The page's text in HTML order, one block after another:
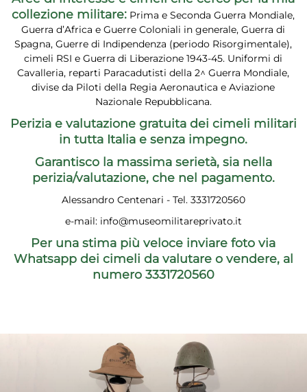
collezione militare: Prima e Seconda Guerra Mondiale,
Guerra d’Africa e Guerre Coloniali in generale, Guerra di
Spagna, Guerre di Indipendenza (periodo Risorgimentale),
cimeli RSI e Guerra di Liberazione 1943-45. Uniformi di
Cavalleria, reparti Paracadutisti della 2^ Guerra Mondiale,
divise da Piloti della Regia Aeronautica e Aviazione
Nazionale Repubblicana.
Perizia e valutazione gratuita dei cimeli militari
in tutta Italia e senza impegno.
Garantisco la massima serietà, sia nella
perizia/valutazione, che nel pagamento.
Alessandro Centenari - Tel. 3331720560
e-mail: info@museomilitareprivato.it
Per una stima più veloce inviare foto via
Whatsapp dei cimeli da valutare o vendere, al
numero 3331720560